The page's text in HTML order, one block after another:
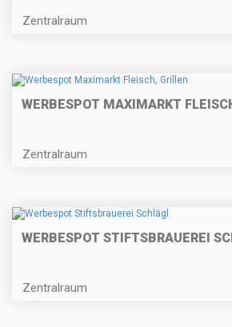
Zentralraum
WERBESPOT MAXIMARKT
Zentralraum
WERBESPOT STIFTSBRAUEREI
Zentralraum